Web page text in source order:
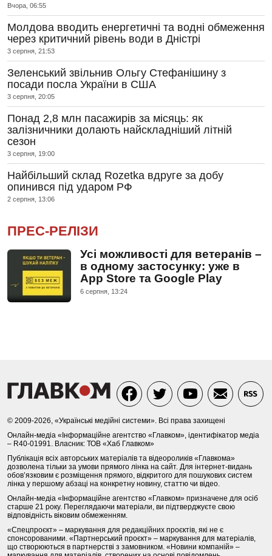
Вчора, 06:55
Молдова вводить енергетичні та водні обмеження
через критичний рівень води в Дністрі
3 серпня, 21:53
Зеленський звільнив Ольгу Стефанішину з
посади посла України в США
3 серпня, 20:05
Понад 2,8 млн пасажирів за місяць: як
залізничники долають найскладніший літній
сезон
3 серпня, 19:00
Найбільший склад Rozetka вдруге за добу
опинився під ударом РФ
2 серпня, 13:06
ПРЕС-РЕЛІЗИ
Усі можливості для ветеранів –
в одному застосунку: уже в
App Store та Google Play
6 серпня, 13:24
© 2009-2026, «Українські медійні системи». Всі права захищені
Онлайн-медіа «Інформаційне агентство «Главком», ідентифікатор медіа
– R40-01991. Власник: ТОВ «Хаб Главком»
Публікація всіх авторських матеріалів та відеороликів «Главкома»
дозволена тільки за умови прямого лінка на сайт. Для інтернет-видань
обов’язковим є розміщення прямого, відкритого для пошукових систем
лінка у першому абзаці на конкретну новину, статтю чи відео.
Онлайн-медіа «Інформаційне агентство «Главком» призначене для осіб
старше 21 року. Переглядаючи матеріали, ви підтверджуєте свою
відповідність віковим обмеженням.
«Спецпроєкт» – маркування для редакційних проєктів, які не є
спонсорованими. «Партнерський проєкт» – маркування для матеріалів,
що створюються в партнерстві з замовником. «Новини компаній» –